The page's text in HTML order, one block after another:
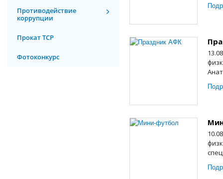
Противодействие
коррупции
Прокат ТСР
Фотоконкурс